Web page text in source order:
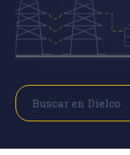
Buscar
Buscar